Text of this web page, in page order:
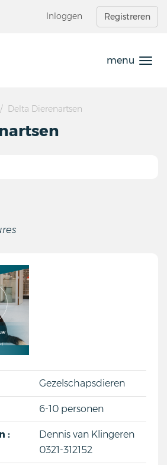
Inloggen Registreren
menu
Delta Dierenartsen
Gezelschapsdieren
6-10 personen
:
Dennis van Klingeren
0321-312152